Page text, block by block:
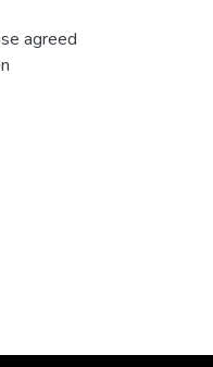
agreed